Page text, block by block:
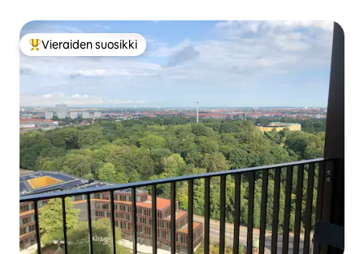
Vieraiden suosikkien parhaimmistoa
Vieraiden suosikki